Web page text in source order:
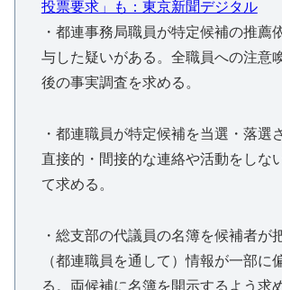
投票要求」も：東京新聞デジタル
・都連事務局職員が特定候補の推薦
与した疑いがある。全職員への注意
後の事実調査を求める。
・都連職員が特定候補を当選・落選
直接的・間接的な連絡や活動をしな
て求める。
・総支部の代議員の名簿を候補者が
（都連職員を通して）情報が一部に
る。両候補に名簿を開示するよう求